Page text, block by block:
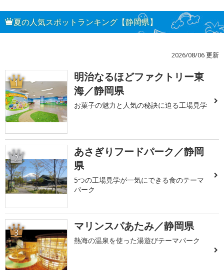
夏の人気スポットランキング【静岡県】
2026/08/06 更新
1
明治なるほどファクトリー東
海／静岡県
お菓子の魅力と人気の秘訣に迫る工場見学
2
あさぎりフードパーク／静岡
県
5つの工場見学が一気にできる食のテーマ
パーク
3 マリンスパあたみ／静岡県
熱海の温泉を使った湯遊びテーマパーク